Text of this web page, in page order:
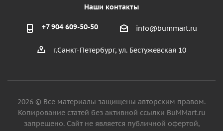
Наши контакты
+7 904 609-50-50 info@bummart.ru
г.Санкт-Петербург, ул. Бестужевская 10
2026 © Все материалы защищены авторским правом.
Копирование статей без активной ссылки BuMMart.ru
запрещено. Сайт не является публичной офертой,